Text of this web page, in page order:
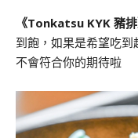
《Tonkatsu KYK 豬排
到飽，如果是希望吃
不會符合你的期待啦